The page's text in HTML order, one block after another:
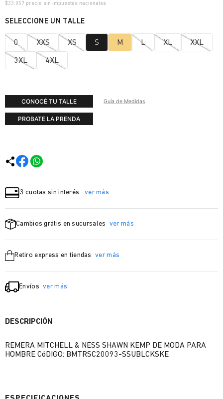
$33.057 precio sin impuestos nacionales
0 XXS XS S M L XL XXL
3XL 4XL
CONOCÉ TU TALLE Guía de Medidas
PROBATE LA PRENDA
3 cuotas sin interés. ver más
Cambios grátis en sucursales ver más
Retiro express en tiendas ver más
Envíos ver más
DESCRIPCIÓN
REMERA MITCHELL & NESS SHAWN KEMP DE MODA PARA
HOMBRE CóDIGO: BMTRSC20093-SSUBLCKSKE